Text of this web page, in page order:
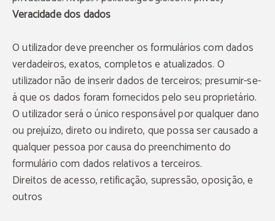
Veracidade dos dados
O utilizador deve preencher os formulários com dados
verdadeiros, exatos, completos e atualizados. O
utilizador não de inserir dados de terceiros; presumir-se-
á que os dados foram fornecidos pelo seu proprietário.
O utilizador será o único responsável por qualquer dano
ou prejuízo, direto ou indireto, que possa ser causado a
qualquer pessoa por causa do preenchimento do
formulário com dados relativos a terceiros.
Direitos de acesso, retificação, supressão, oposição, e
outros
diretamente connosco.
Garantimos sempre o melhor preço disponível
Late check-out até às 13h00
RESERVAR